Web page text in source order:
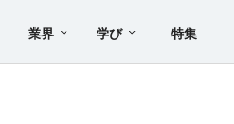
業界 学び 特集